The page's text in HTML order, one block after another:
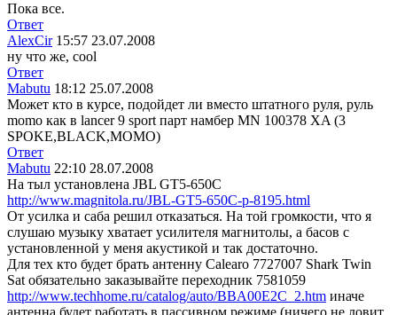
Пока все.
Ответ
AlexCir15:57 23.07.2008
ну что же, cool
Ответ
Mabutu 18:12 25.07.2008
Может кто в курсе, подойдет ли вместо штатного руля, руль
momo как в lancer 9 sport парт намбер MN 100378 XA (3
SPOKE,BLACK,MOMO)
Ответ
Mabutu 22:10 28.07.2008
На тыл установлена JBL GT5-650C
http://www.magnitola.ru/JBL-GT5-650C-p-8195.html
От усилка и саба решил отказаться. На той громкости, что я
слушаю музыку хватает усилителя магнитолы, а басов с
установленной у меня акустикой и так достаточно.
Для тех кто будет брать антенну Calearo 7727007 Shark Twin
Sat обязательно заказывайте переходник 7581059
http://www.techhome.ru/catalog/auto/BBA00E2C_2.htm иначе
антенна будет работать в пассивном режиме (ничего не ловит